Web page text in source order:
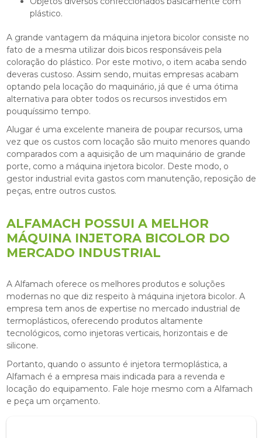
plástico.
A grande vantagem da máquina injetora bicolorconsiste no
fato de a mesma utilizar dois bicos responsáveis pela
coloração do plástico. Por este motivo, o item acaba sendo
deveras custoso. Assim sendo, muitas empresas acabam
optando pela locação do maquinário, já que é uma ótima
alternativa para obter todos os recursos investidos em
pouquíssimo tempo.
Alugar é uma excelente maneira de poupar recursos, uma
vez que os custos com locação são muito menores quando
comparados com a aquisição de um maquinário de grande
porte, como a máquina injetora bicolor. Deste modo, o
gestor industrial evita gastos com manutenção, reposição de
peças, entre outros custos.
ALFAMACH POSSUI A MELHOR
MÁQUINA INJETORA BICOLOR DO
MERCADO INDUSTRIAL
A Alfamach oferece os melhores produtos e soluções
modernas no que diz respeito à máquina injetora bicolor. A
empresa tem anos de expertise no mercado industrial de
termoplásticos, oferecendo produtos altamente
tecnológicos, como injetoras verticais, horizontais e de
silicone.
Portanto, quando o assunto é injetora termoplástica, a
Alfamach é a empresa mais indicada para a revenda e
locação do equipamento. Fale hoje mesmo com a Alfamach
e peça um orçamento.